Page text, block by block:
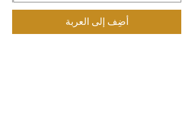
أضِف إلى العربة